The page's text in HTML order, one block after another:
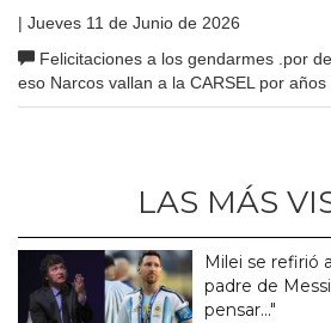
| Jueves 11 de Junio de 2026
Felicitaciones a los gendarmes .por
eso Narcos vallan a la CARSEL por años
LAS MÁS
Milei se refirió
padre de
pensar..."